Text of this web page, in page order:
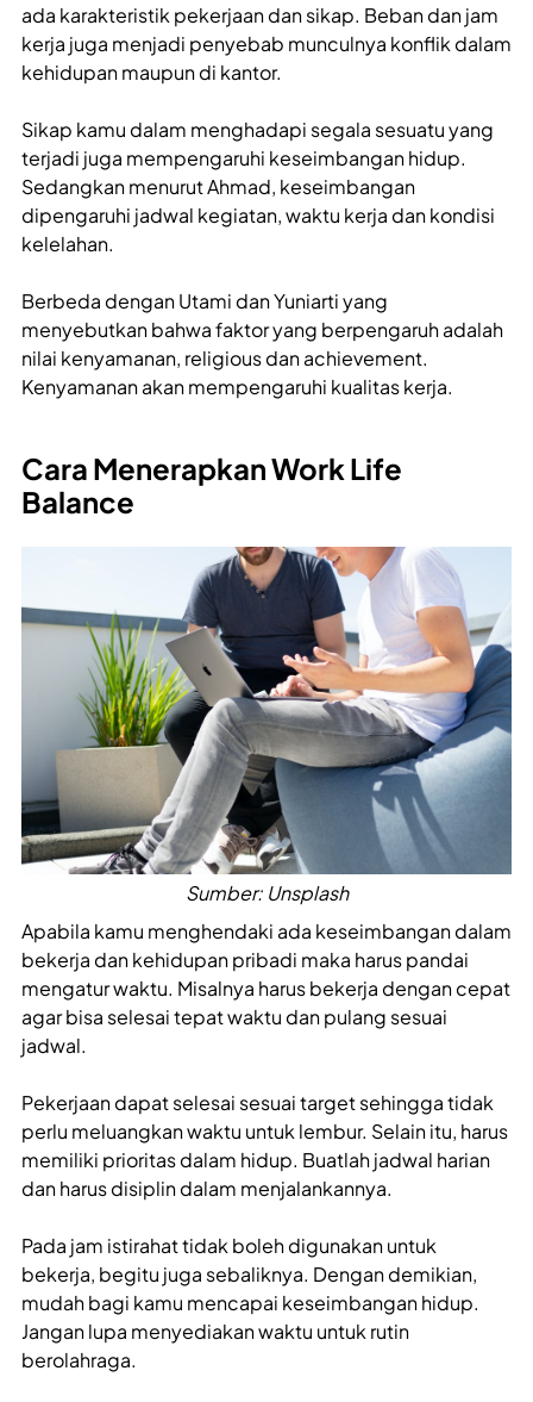
ada karakteristik pekerjaan dan sikap. Beban dan jam
kerja juga menjadi penyebab munculnya konflik dalam
kehidupan maupun di kantor.
Sikap kamu dalam menghadapi segala sesuatu yang
terjadi juga mempengaruhi keseimbangan hidup.
Sedangkan menurut Ahmad, keseimbangan
dipengaruhi jadwal kegiatan, waktu kerja dan kondisi
kelelahan.
Berbeda dengan Utami dan Yuniarti yang
menyebutkan bahwa faktor yang berpengaruh adalah
nilai kenyamanan, religious dan achievement.
Kenyamanan akan mempengaruhi kualitas kerja.
Cara Menerapkan Work Life
Balance
Sumber: Unsplash
Apabila kamu menghendaki ada keseimbangan dalam
bekerja dan kehidupan pribadi maka harus pandai
mengatur waktu. Misalnya harus bekerja dengan cepat
agar bisa selesai tepat waktu dan pulang sesuai
jadwal.
Pekerjaan dapat selesai sesuai target sehingga tidak
perlu meluangkan waktu untuk lembur. Selain itu, harus
memiliki prioritas dalam hidup. Buatlah jadwal harian
dan harus disiplin dalam menjalankannya.
Pada jam istirahat tidak boleh digunakan untuk
bekerja, begitu juga sebaliknya. Dengan demikian,
mudah bagi kamu mencapai keseimbangan hidup.
Jangan lupa menyediakan waktu untuk rutin
berolahraga.